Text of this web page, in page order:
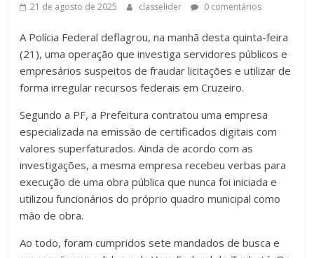
21 de agosto de 2025 classelider 0 comentários
A Polícia Federal deflagrou, na manhã desta quinta-feira
(21), uma operação que investiga servidores públicos e
empresários suspeitos de fraudar licitações e utilizar de
forma irregular recursos federais em Cruzeiro.
Segundo a PF, a Prefeitura contratou uma empresa
especializada na emissão de certificados digitais com
valores superfaturados. Ainda de acordo com as
investigações, a mesma empresa recebeu verbas para
execução de uma obra pública que nunca foi iniciada e
utilizou funcionários do próprio quadro municipal como
mão de obra.
Ao todo, foram cumpridos sete mandados de busca e